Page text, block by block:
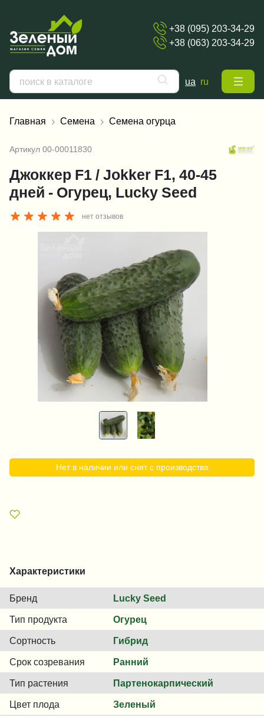
+38 (095) 203-34-29
+38 (063) 203-34-29
ua ru
Главная Семена Семена огурца
Артикул 00-00011830
Джоккер F1 / Jokker F1, 40-45
дней - Огурец, Lucky Seed
нет отзывов
Нет в наличии или снят с производства
Характеристики
Бренд Lucky Seed
Тип продукта Огурец
Сортность Гибрид
Срок созревания Ранний
Тип растения Партенокарпический
Цвет плода Зеленый